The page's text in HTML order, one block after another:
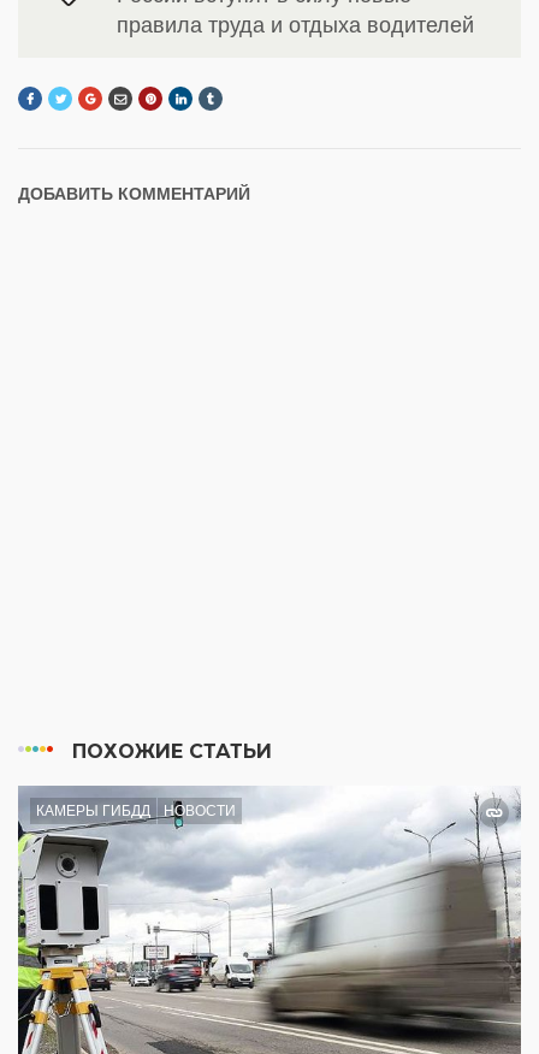
правила труда и отдыха водителей
ДОБАВИТЬ КОММЕНТАРИЙ
ПОХОЖИЕ СТАТЬИ
КАМЕРЫ ГИБДД НОВОСТИ